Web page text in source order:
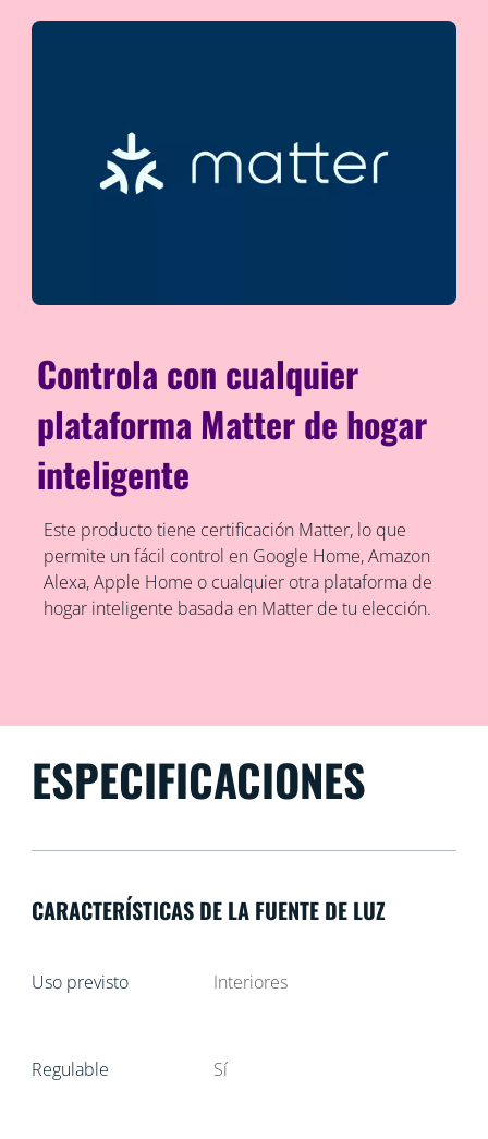
Controla con cualquier
plataforma Matter de hogar
inteligente
Este producto tiene certificación Matter, lo que
permite un fácil control en Google Home, Amazon
Alexa, Apple Home o cualquier otra plataforma de
hogar inteligente basada en Matter de tu elección.
ESPECIFICACIONES
CARACTERÍSTICAS DE LA FUENTE DE LUZ
Uso previsto Interiores
Regulable Sí